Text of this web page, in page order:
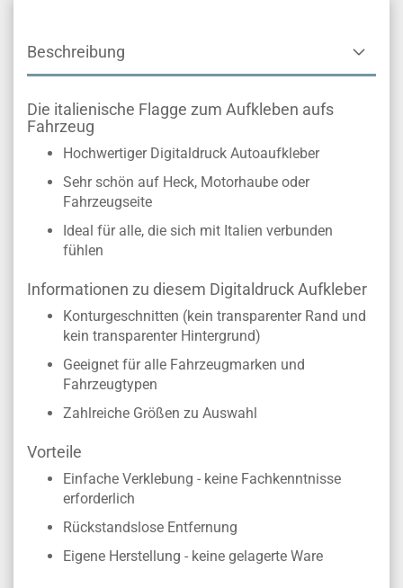
Beschreibung
Die italienische Flagge zum Aufkleben aufs
Fahrzeug
Hochwertiger Digitaldruck Autoaufkleber
Sehr schön auf Heck, Motorhaube oder
Fahrzeugseite
Ideal für alle, die sich mit Italien verbunden
fühlen
Informationen zu diesem Digitaldruck Aufkleber
Konturgeschnitten (kein transparenter Rand und
kein transparenter Hintergrund)
Geeignet für alle Fahrzeugmarken und
Fahrzeugtypen
Zahlreiche Größen zu Auswahl
Vorteile
Einfache Verklebung - keine Fachkenntnisse
erforderlich
Rückstandslose Entfernung
Eigene Herstellung - keine gelagerte Ware